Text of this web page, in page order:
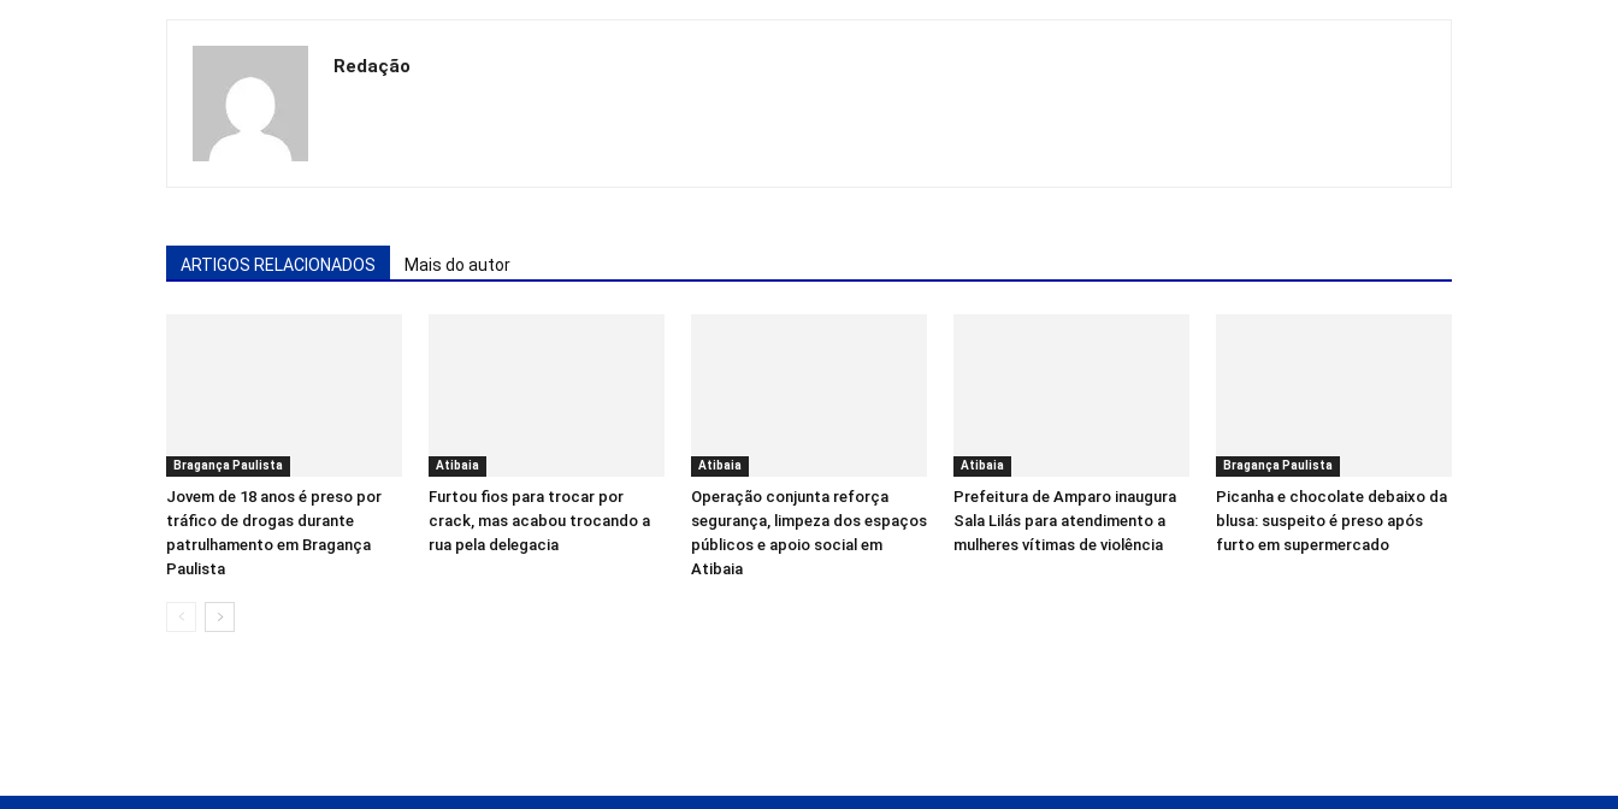
Redação
ARTIGOS RELACIONADOS Mais do autor
Bragança Paulista
Jovem de 18 anos é preso por
tráfico de drogas durante
patrulhamento em Bragança
Paulista
Atibaia
Furtou fios para trocar por
crack, mas acabou trocando a
rua pela delegacia
Atibaia
Operação conjunta reforça
segurança, limpeza dos espaços
públicos e apoio social em
Atibaia
Atibaia
Prefeitura de Amparo inaugura
Sala Lilás para atendimento a
mulheres vítimas de violência
Bragança Paulista
Picanha e chocolate debaixo da
blusa: suspeito é preso após
furto em supermercado